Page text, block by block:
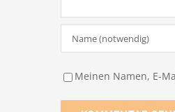
Meinen Namen, E-